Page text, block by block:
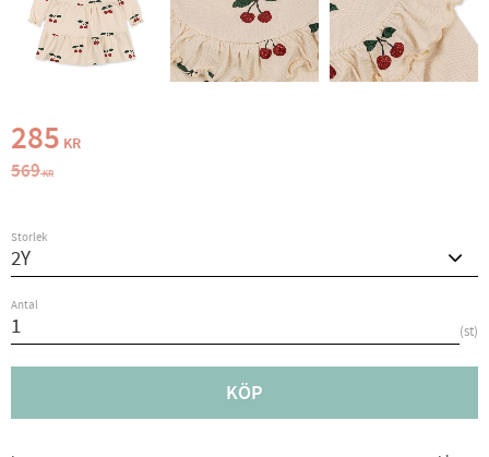
Nedsatt pris:
285 KR
Ordinarie pris:
569KR
Storlek
Antal
st
KÖP